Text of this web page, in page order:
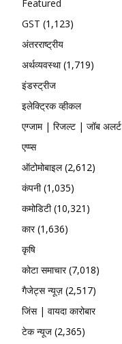
Featured
GST (1,123)
अंतरराष्ट्रीय
अर्थव्यवस्था(1,719)
इंडस्ट्रीज
इलेक्ट्रिक व्हीकल
एग्जाम | रिजल्ट | जॉब अलर्ट
एप्प्स
ऑटोमोबाइल(2,612)
कंपनी(1,035)
कमोडिटी(10,321)
कार(1,636)
कृषि
कोटा समाचार(7,018)
गैजेट्स न्यूज़ (2,517)
जिंस | वायदा कारोबार
टेक न्यूज (2,365)